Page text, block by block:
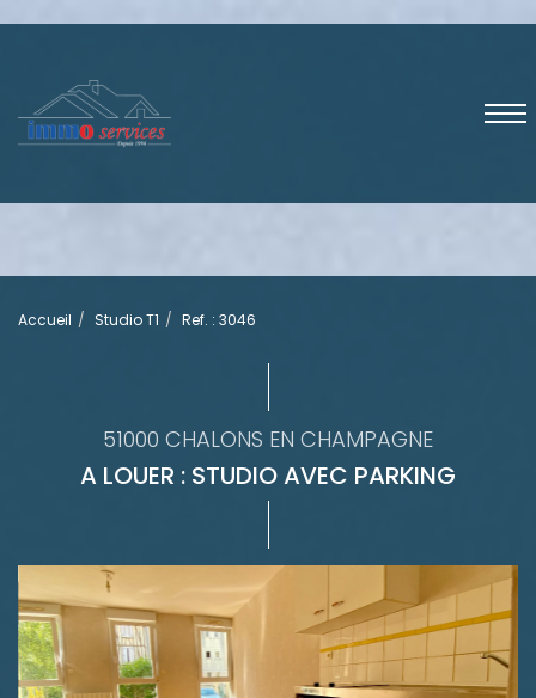
Accueil Studio T1 Ref. : 3046
51000 CHALONS EN CHAMPAGNE
A LOUER : STUDIO AVEC PARKING